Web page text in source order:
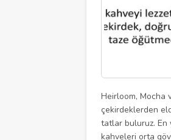
Heirloom, Mocha
çekirdeklerden
tatlar buluruz. En
kahveleri orta